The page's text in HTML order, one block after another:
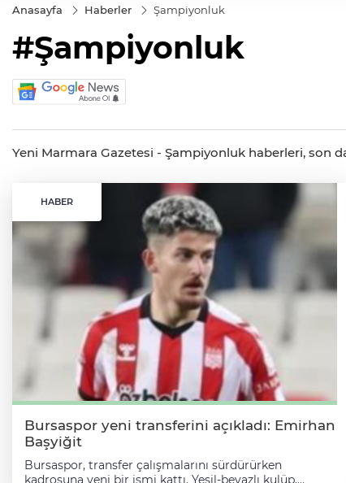
Anasayfa Haberler Şampiyonluk
#Şampiyonluk
Yeni Marmara Gazetesi - Şampiyonluk haberleri, son
HABER
Bursaspor yeni transferini açıkladı: Emirhan
Başyiğit
Bursaspor, transfer çalışmalarını sürdürürken
kadrosuna yeni bir ismi kattı. Yeşil-beyazlı kulüp,